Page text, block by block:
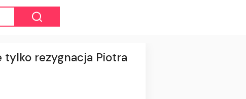
tylko rezygnacja Piotra